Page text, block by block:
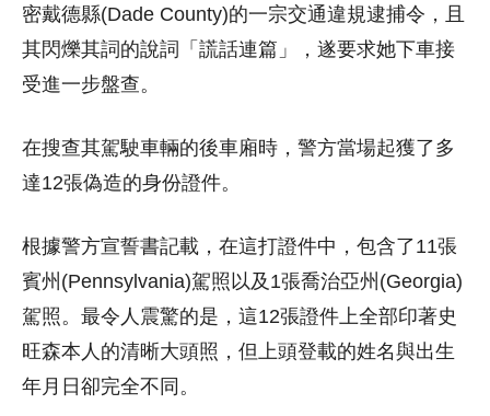
密戴德縣(Dade County)的一宗交通違規逮捕令，且
其閃爍其詞的說詞「謊話連篇」，遂要求她下車接
受進一步盤查。
在搜查其駕駛車輛的後車廂時，警方當場起獲了多
達12張偽造的身份證件。
根據警方宣誓書記載，在這打證件中，包含了11張
賓州(Pennsylvania)駕照以及1張喬治亞州(Georgia)
駕照。最令人震驚的是，這12張證件上全部印著史
旺森本人的清晰大頭照，但上頭登載的姓名與出生
年月日卻完全不同。